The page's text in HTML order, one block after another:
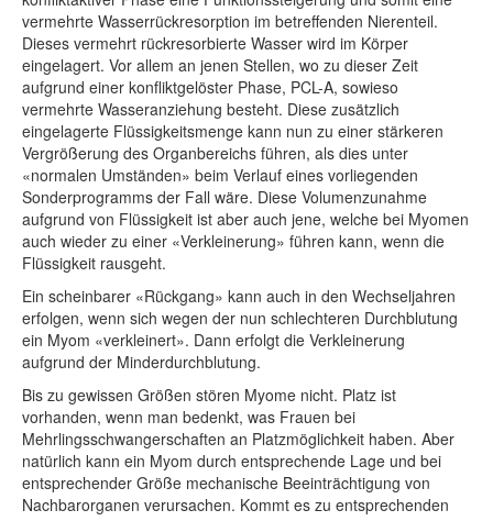
vermehrte Wasserrückresorption im betreffenden Nierenteil.
Dieses vermehrt rückresorbierte Wasser wird im Körper
eingelagert. Vor allem an jenen Stellen, wo zu dieser Zeit
aufgrund einer konfliktgelöster Phase, PCL-A, sowieso
vermehrte Wasseranziehung besteht. Diese zusätzlich
eingelagerte Flüssigkeitsmenge kann nun zu einer stärkeren
Vergrößerung des Organbereichs führen, als dies unter
«normalen Umständen» beim Verlauf eines vorliegenden
Sonderprogramms der Fall wäre. Diese Volumenzunahme
aufgrund von Flüssigkeit ist aber auch jene, welche bei Myomen
auch wieder zu einer «Verkleinerung» führen kann, wenn die
Flüssigkeit rausgeht.
Ein scheinbarer «Rückgang» kann auch in den Wechseljahren
erfolgen, wenn sich wegen der nun schlechteren Durchblutung
ein Myom «verkleinert». Dann erfolgt die Verkleinerung
aufgrund der Minderdurchblutung.
Bis zu gewissen Größen stören Myome nicht. Platz ist
vorhanden, wenn man bedenkt, was Frauen bei
Mehrlingsschwangerschaften an Platzmöglichkeit haben. Aber
natürlich kann ein Myom durch entsprechende Lage und bei
entsprechender Größe mechanische Beeinträchtigung von
Nachbarorganen verursachen. Kommt es zu entsprechenden